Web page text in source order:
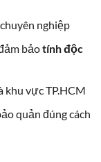
nghiệp
bảotính độc
vực TP.HCM
quản đúng cách